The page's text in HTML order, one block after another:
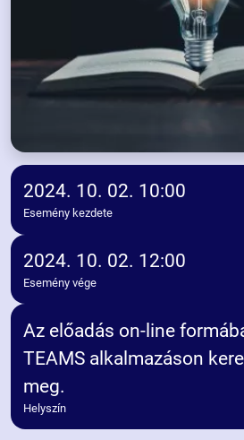
Esemény kezdete
2024. 10. 02. 10:00
Esemény vége
2024. 10. 02. 12:00
Helyszín
Az előadás on-line
TEAMS alkalmazáson
meg.